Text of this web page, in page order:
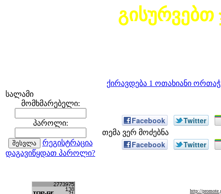
ქირავდება 1 ოთახიანი
სალამი
მომხმარებელი:
პაროლი:
რეგისტრაცია
დაგავიწყდათ პაროლი?
Facebook Twitter
თემა ვერ მოძებნა
Facebook Twitter
http://